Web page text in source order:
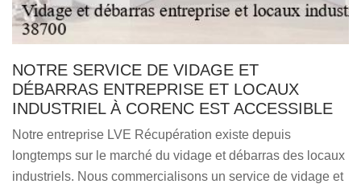
NOTRE SERVICE DE VIDAGE ET
DÉBARRAS ENTREPRISE ET LOCAUX
INDUSTRIEL À CORENC EST ACCESSIBLE
Notre entreprise LVE Récupération existe depuis
longtemps sur le marché du vidage et débarras des locaux
industriels. Nous commercialisons un service de vidage et